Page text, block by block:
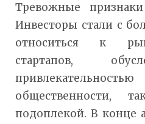
Тревожные
Инвесторы стали с
относиться к
стартапов,
общественности,
подоплекой. В конце